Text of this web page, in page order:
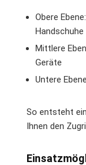
Obere
Handschuhe
Mittlere
Geräte
Untere
So entsteht
Ihnen den